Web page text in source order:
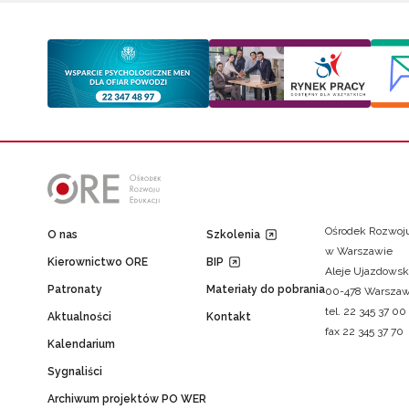
O nas
Kierownictwo ORE
Patronaty
Aktualności
Kalendarium
Sygnaliści
Archiwum projektów PO WER
Szkolenia
BIP
Materiały do pobrania
Kontakt
Ośrodek
w Warszawie
Aleje
00-478
tel. 22 345 37 00
fax 22 345 37 70